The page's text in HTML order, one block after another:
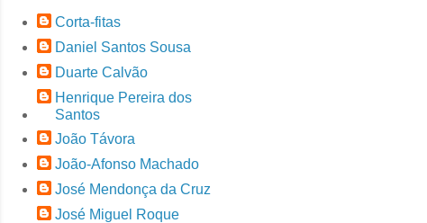
Corta-fitas
Daniel Santos Sousa
Duarte Calvão
Henrique Pereira dos
Santos
João Távora
João-Afonso Machado
José Mendonça da Cruz
José Miguel Roque